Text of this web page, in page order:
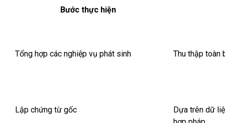
Bước thực hiện
Tổng hợp các nghiệp vụ phát sinh Thu thập toàn
Lập chứng từ gốc
Dựa trên dữ